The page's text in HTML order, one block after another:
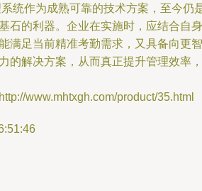
统作为成熟可靠的技术方案，至今仍
石的利器。企业在实施时，应结合自身
满足当前精准考勤需求，又具备向更智
的解决方案，从而真正提升管理效率，
www.mhtxgh.com/product/35.html